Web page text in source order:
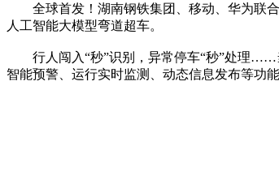
全球首发！湖南钢铁集团、移动、华为联合
人工智能大模型弯道超车。
行人闯入“秒”识别，异常停车“秒”处理……当
智能预警、运行实时监测、动态信息发布等功